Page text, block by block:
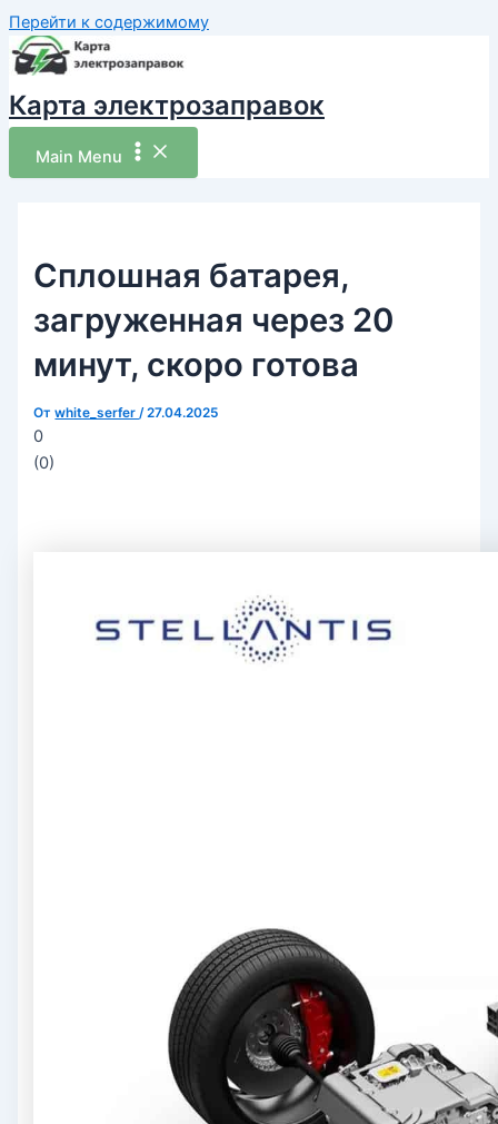
Перейти к содержимому
Карта электрозаправок
Main Menu
Сплошная батарея,
загруженная через 20
минут, скоро готова
Отwhite_serfer/27.04.2025
0
(0)